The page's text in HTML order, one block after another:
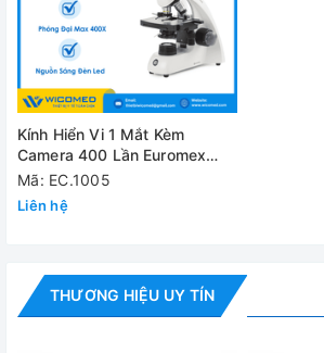
✅ Tài liệu hướng dẫn sử dụng
Đánh giá
Kính Hiển Vi 1 Mắt Kèm
Camera 400 Lần Euromex
EC.1005
Mã: EC.1005
Liên hệ
THƯƠNG HIỆU UY TÍN